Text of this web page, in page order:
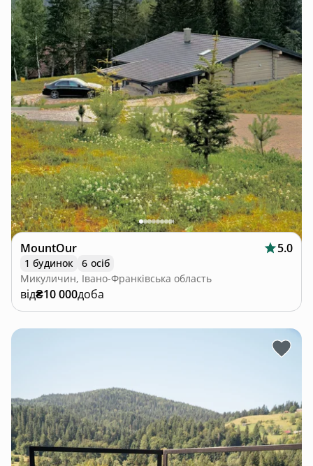
MountOur 5.0
1 будинок
6 осіб
Микуличин, Івано-Франківська область
від₴10 000доба